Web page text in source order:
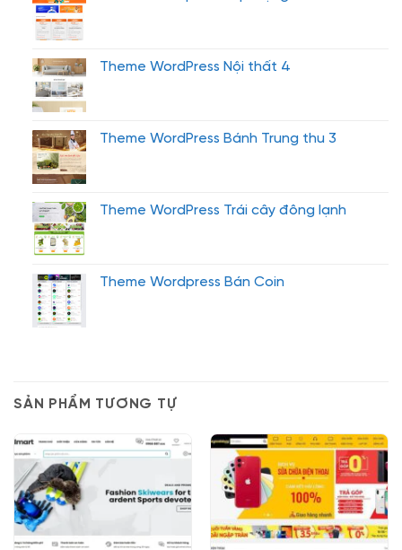
Theme WordPress Nội thất 4
Theme WordPress Bánh Trung thu 3
Theme WordPress Trái cây đông lạnh
Theme Wordpress Bán Coin
SẢN PHẨM TƯƠNG TỰ